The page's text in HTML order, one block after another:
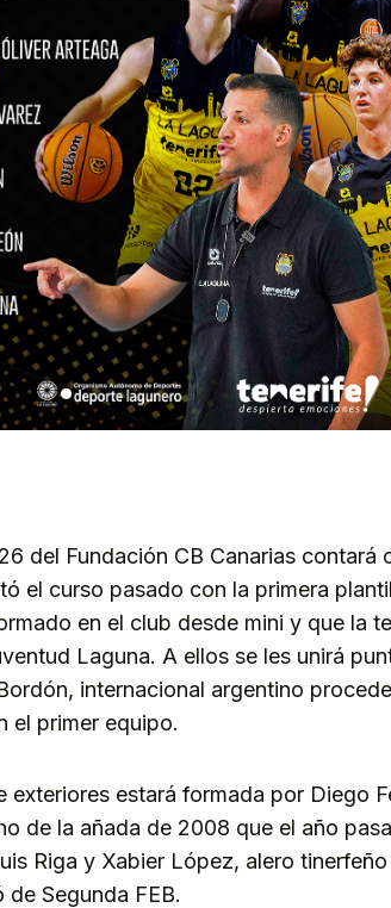
del Fundación CB Canarias contará
el curso pasado con la primera
en el club desde mini y que la
Laguna. A ellos se les unirá
internacional argentino
el primer equipo.
exteriores estará formada por Diego
de la añada de 2008 que el año
Riga y Xabier López, alero
de Segunda FEB.